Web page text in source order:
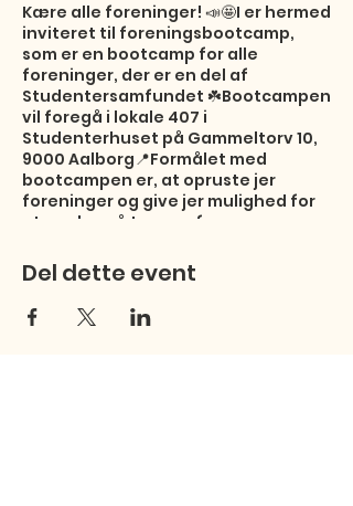
Kære alle foreninger! 📣🤩I er hermed
inviteret til foreningsbootcamp,
som er en bootcamp for alle
foreninger, der er en del af
Studentersamfundet ☘️Bootcampen
vil foregå i lokale 407 i
Studenterhuset på Gammeltorv 10,
9000 Aalborg📍Formålet med
bootcampen er, at opruste jer
foreninger og give jer mulighed for
at mødes på tværs af
networke og erfaringsudveksle 🤝
Studentersamfundet ønsker at give
jer værktøjer og styrke jeres viden
om at få en forening til at køre rundt
Del dette event